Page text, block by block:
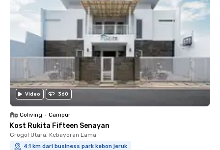
Video 360
Coliving • Campur
Kost Rukita Fifteen Senayan
Grogol Utara, Kebayoran Lama
4.1 km dari business park kebon jeruk